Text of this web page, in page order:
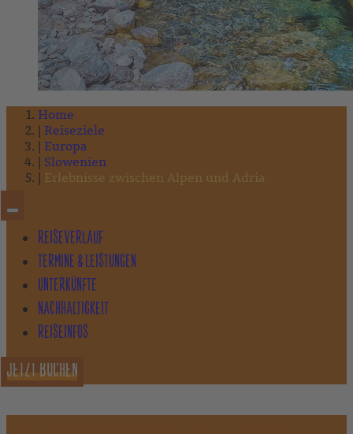
Home
Reiseziele
Europa
Slowenien
Erlebnisse zwischen Alpen und Adria
REISEVERLAUF
TERMINE & LEISTUNGEN
UNTERKÜNFTE
NACHHALTIGKEIT
REISEINFOS
JETZT BUCHEN